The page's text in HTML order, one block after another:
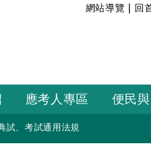
:::
網站導覽 回
應考人專區 便民
試、考試通用法規